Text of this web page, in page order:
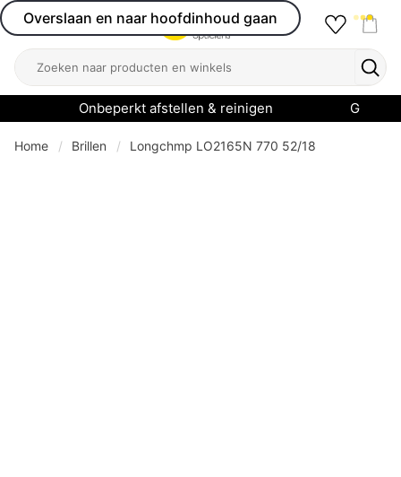
Overslaan en naar hoofdinhoud gaan
Open menu
Zoeken
Onbeperkt afstellen & reinigen
Home Brillen Longchmp LO2165N 770 52/18